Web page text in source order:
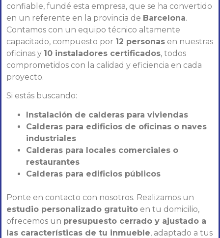
confiable, fundé esta empresa, que se ha convertido
en un referente en la provincia de Barcelona.
Contamos con un equipo técnico altamente
capacitado, compuesto por 12 personas en nuestras
oficinas y 10 instaladores certificados, todos
comprometidos con la calidad y eficiencia en cada
proyecto.
Si estás buscando:
Instalación de calderas para viviendas
Calderas para edificios de oficinas o naves
industriales
Calderas para locales comerciales o
restaurantes
Calderas para edificios públicos
Ponte en contacto con nosotros. Realizamos un
estudio personalizado gratuito en tu domicilio,
ofrecemos un presupuesto cerrado y ajustado a
las características de tu inmueble, adaptado a tus